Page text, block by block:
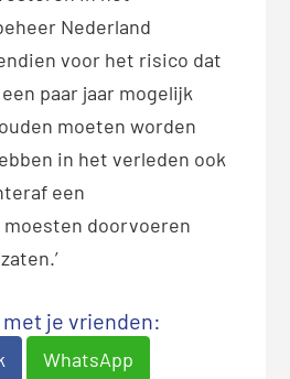
Nederland
voor het risico dat
paar jaar mogelijk
moeten worden
in het verleden ook
een
doorvoeren
je vrienden:
WhatsApp